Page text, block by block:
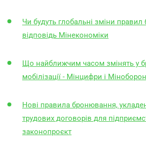
Чи будуть глобальні зміни
відповідь Мінекономіки
Що найближчим часом змінять у
мобілізації - Мінцифри і
Нові правила бронювання,
трудових договорів для
законопроєкт